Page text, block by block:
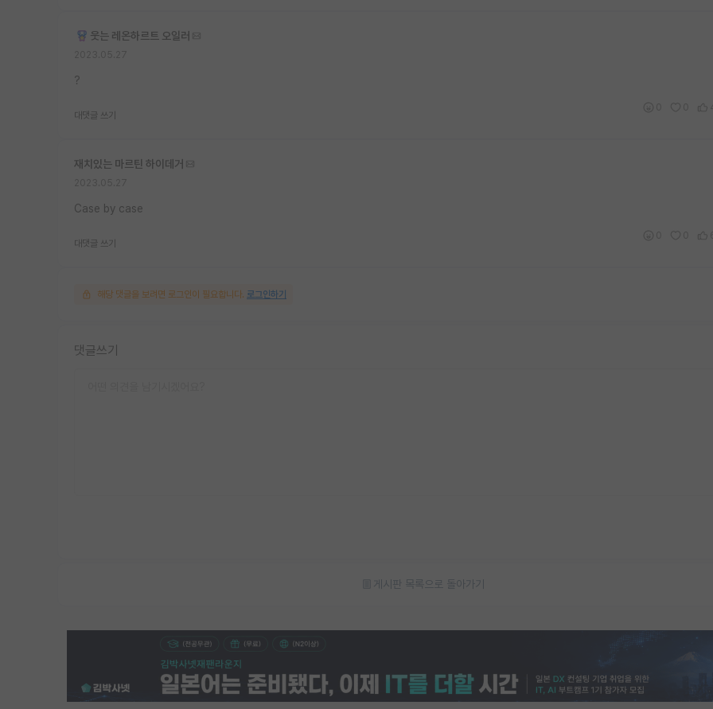
웃는 레온하르트 오일러
?
대댓글 쓰기
재치있는 마르틴 하이데거
Case by case
대댓글 쓰기
해당 댓글을 보려면 로그인이 필요합니다. 로그인하기
댓글쓰기
게시판 목록으로 돌아가기